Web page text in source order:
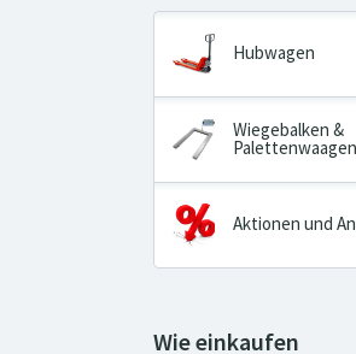
Hubwagen
Wiegebalken &
Palettenwaagen
Aktionen und
Wie einkaufen